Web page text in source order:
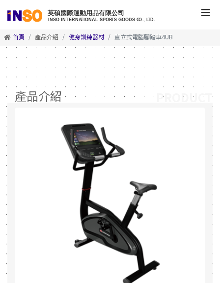
首頁 產品介紹 健身訓練器材 直立式電腦腳踏車4UB
產品介紹 PRODUCT